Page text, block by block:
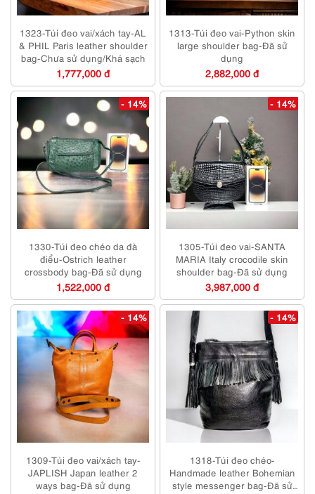
1323-Túi đeo vai/xách tay-AL
& PHIL Paris leather shoulder
bag-Chưa sử dụng/Khá sạch
1,777,000 đ
1313-Túi đeo vai-Python skin
large shoulder bag-Đã sử
dụng
2,882,000 đ
- 14%
1330-Túi đeo chéo da đà
điểu-Ostrich leather
crossbody bag-Đã sử dụng
1,522,000 đ
- 14%
1305-Túi đeo vai-SANTA
MARIA Italy crocodile skin
shoulder bag-Đã sử dụng
3,987,000 đ
- 14%
1309-Túi đeo vai/xách tay-
JAPLISH Japan leather 2
ways bag-Đã sử dụng
- 14%
1318-Túi đeo chéo-
Handmade leather Bohemian
style messenger bag-Đã sử